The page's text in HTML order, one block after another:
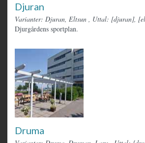
Djuran
Varianter: Djuran, Eltsun , Uttal: [djuran],
Djurgårdens sportplan.
Druma